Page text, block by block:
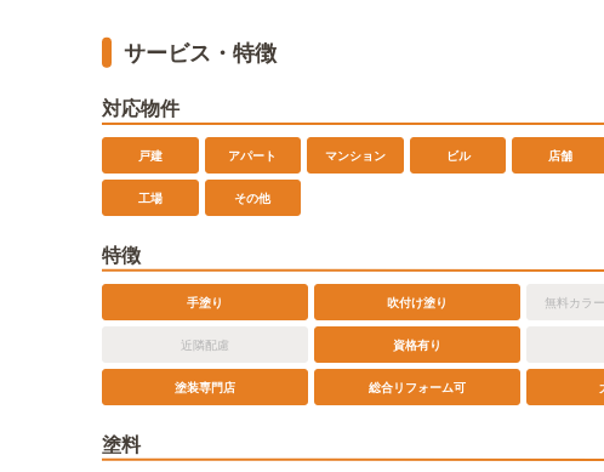
サービス・特徴
対応物件
戸建 アパート マンション ビル 店舗
工場 その他
特徴
手塗り 吹付け塗り 無料カラ
近隣配慮 資格有り
塗装専門店 総合リフォーム可
塗料